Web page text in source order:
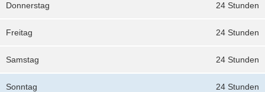
24 Stunden
Donnerstag
24 Stunden
Freitag
24 Stunden
Samstag
24 Stunden
Sonntag